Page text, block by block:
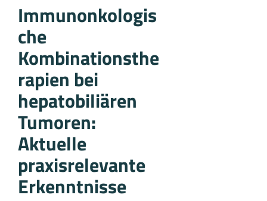
Immunonkologis
che
Kombinationsthe
rapien bei
hepatobiliären
Tumoren:
Aktuelle
praxisrelevante
Erkenntnisse